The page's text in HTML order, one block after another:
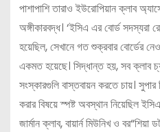
পাশাপাশি তারাও ইউরোপিয়ান ক্লাব
অঙ্গীকারবদ্ধ। ‘ইসিএ এর বোর্ড সদস্যরা
হয়েছিল, সেখানে গত শুক্রবার বোর্ডের
একমত হয়েছে। সিদ্ধান্ত হয়, সব ক্লাব
সংস্কারগুলি বাস্তবায়ন করতে চায়। সুপার
করার বিষয়ে স্পষ্ট অবস্থান নিয়েছিল
জার্মান ক্লাব, বায়ার্ন মিউনিখ ও